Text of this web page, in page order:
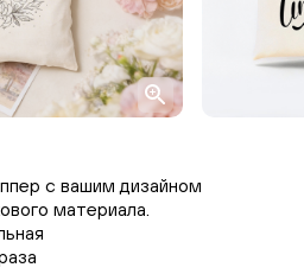
с вашим дизайном
материала.